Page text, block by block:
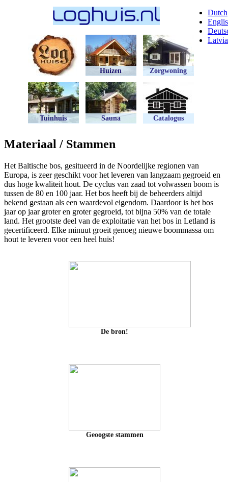
Dutch
Huizen Zorgwoning
Tuinhuis Sauna Catalogus
Materiaal / Stammen
Het Baltische bos, gesitueerd in de Noordelijke regionen van
Europa, is zeer geschikt voor het leveren van langzaam gegroeid en
dus hoge kwaliteit hout. De cyclus van zaad tot volwassen boom is
tussen de 80 en 100 jaar. Het bos heeft bij de beheerders altijd
bekend gestaan als een waardevol eigendom. Daardoor is het bos
jaar op jaar groter en groter gegroeid, tot bijna 50% van de totale
land. Het grootste deel van de exploitatie van het bos in Letland is
gecertificeerd. Elke minuut groeit genoeg nieuwe boommassa om
hout te leveren voor een heel huis!
De bron!
Geoogste stammen